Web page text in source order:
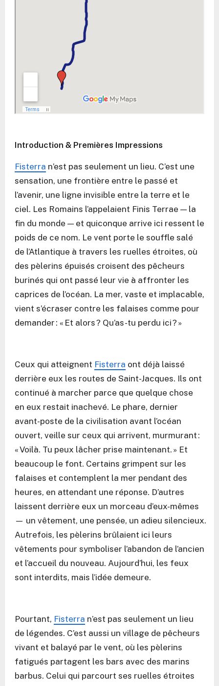
Introduction & Premières Impressions
Fisterra n’est pas seulement un lieu. C’est une
sensation, une frontière entre le passé et
l’avenir, une ligne invisible entre la terre et le
ciel. Les Romains l’appelaient Finis Terrae — la
fin du monde — et quiconque arrive ici ressent le
poids de ce nom. Le vent porte le souffle salé
de l’Atlantique à travers les ruelles étroites, où
des pèlerins épuisés croisent des pêcheurs
burinés qui ont passé leur vie à affronter les
caprices de l’océan. La mer, vaste et implacable,
vient s’écraser contre les falaises comme pour
demander : « Et alors ? Qu’as-tu perdu ici ? »
Ceux qui atteignent Fisterra ont déjà laissé
derrière eux les routes de Saint-Jacques. Ils ont
continué à marcher parce que quelque chose
en eux restait inachevé. Le phare, dernier
avant-poste de la civilisation avant l’océan
ouvert, veille sur ceux qui arrivent, murmurant :
« Voilà. Tu peux lâcher prise maintenant. » Et
beaucoup le font. Certains grimpent sur les
falaises et contemplent la mer pendant des
heures, en attendant une réponse. D’autres
laissent derrière eux un morceau d’eux-mêmes
— un vêtement, une pensée, un adieu silencieux.
Autrefois, les pèlerins brûlaient ici leurs
vêtements pour symboliser l’abandon de l’ancien
et l’accueil du nouveau. Aujourd’hui, les feux
sont interdits, mais l’idée demeure.
Pourtant, Fisterra n’est pas seulement un lieu
de légendes. C’est aussi un village de pêcheurs
vivant et balayé par le vent, où les pèlerins
fatigués partagent les bars avec des marins
barbus. Celui qui parcourt ses ruelles étroites